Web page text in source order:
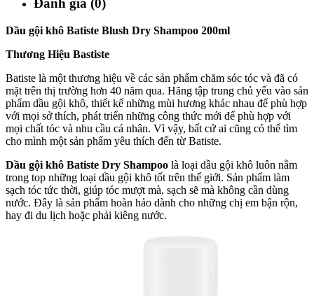
Đánh giá (0)
Dầu gội khô Batiste Blush Dry Shampoo 200ml
Thương Hiệu Bastiste
Batiste là một thương hiệu về các sản phẩm chăm sóc tóc và đã có
mặt trên thị trường hơn 40 năm qua. Hãng tập trung chủ yếu vào sản
phẩm dầu gội khô, thiết kế những mùi hương khác nhau để phù hợp
với mọi sở thích, phát triển những công thức mới để phù hợp với
mọi chất tóc và nhu cầu cá nhân. Vì vậy, bất cứ ai cũng có thể tìm
cho mình một sản phẩm yêu thích đến từ Batiste.
Dầu gội khô Batiste Dry Shampoo là loại dầu gội khô luôn nằm
trong top những loại dầu gội khô tốt trên thế giới. Sản phẩm làm
sạch tóc tức thời, giúp tóc mượt mà, sạch sẽ mà không cần dùng
nước. Đây là sản phẩm hoàn hảo dành cho những chị em bận rộn,
hay đi du lịch hoặc phải kiêng nước.